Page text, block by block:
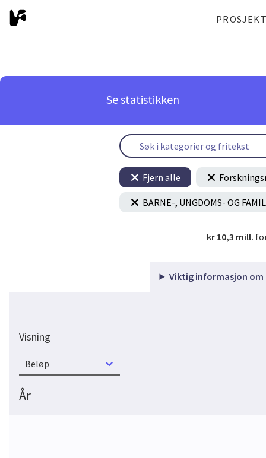
Se statistikken
Fjern alle
BARNE-, UNGDOMS- OG
kr 10,3 mill.
Viktig informasjon om
Visning
Beløp
År